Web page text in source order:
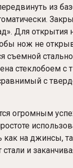
из
Для открытия
нож не
съемной
стеклобоем
с
огромным
на джинсы,
и